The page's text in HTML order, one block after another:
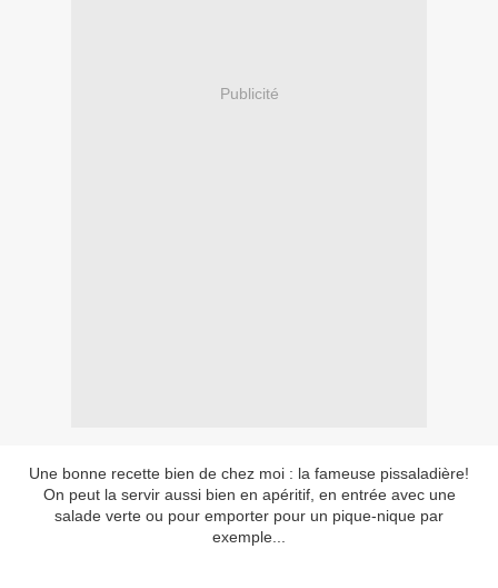
Publicité
Une bonne recette bien de chez moi : la fameuse pissaladière!
On peut la servir aussi bien en apéritif, en entrée avec une
salade verte ou pour emporter pour un pique-nique par
exemple...